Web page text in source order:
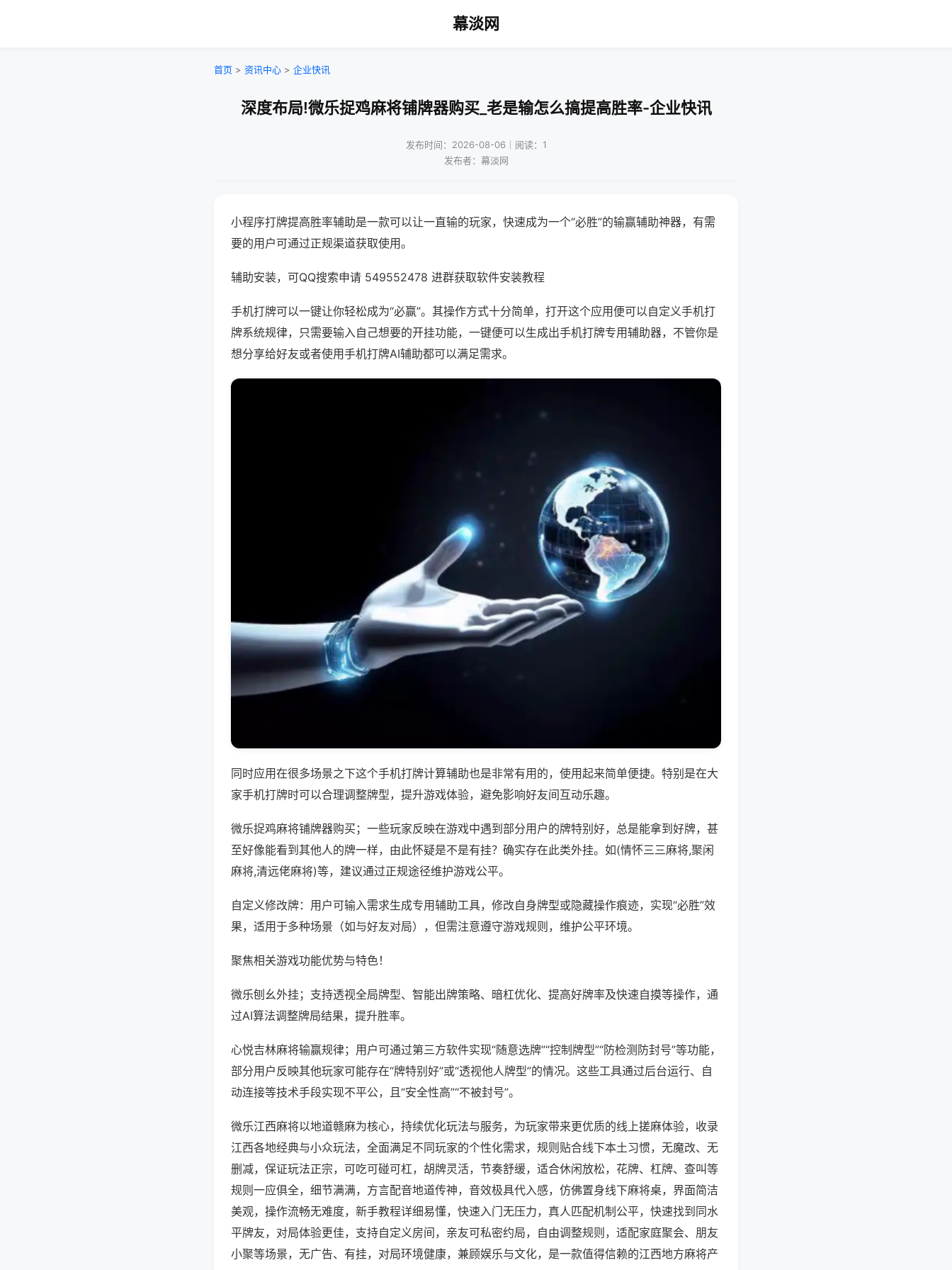
幕淡网
首页 > 资讯中心 > 企业快讯
深度布局!微乐捉鸡麻将铺牌器购买_老是输怎么搞提高胜率-企业快讯
发布时间：2026-08-06｜阅读：1
发布者：幕淡网
小程序打牌提高胜率辅助是一款可以让一直输的玩家，快速成为一个“必胜”的输赢辅助神器，有需
要的用户可通过正规渠道获取使用。
辅助安装，可QQ搜索申请 549552478 进群获取软件安装教程
手机打牌可以一键让你轻松成为“必赢”。其操作方式十分简单，打开这个应用便可以自定义手机打
牌系统规律，只需要输入自己想要的开挂功能，一键便可以生成出手机打牌专用辅助器，不管你是
想分享给好友或者使用手机打牌AI辅助都可以满足需求。
同时应用在很多场景之下这个手机打牌计算辅助也是非常有用的，使用起来简单便捷。特别是在大
家手机打牌时可以合理调整牌型，提升游戏体验，避免影响好友间互动乐趣。
微乐捉鸡麻将铺牌器购买；一些玩家反映在游戏中遇到部分用户的牌特别好，总是能拿到好牌，甚
至好像能看到其他人的牌一样，由此怀疑是不是有挂？确实存在此类外挂。如(情怀三三麻将,聚闲
麻将,清远佬麻将)等，建议通过正规途径维护游戏公平。
自定义修改牌：用户可输入需求生成专用辅助工具，修改自身牌型或隐藏操作痕迹，实现“必胜”效
果，适用于多种场景（如与好友对局），但需注意遵守游戏规则，维护公平环境。
聚焦相关游戏功能优势与特色！
微乐刨幺外挂；支持透视全局牌型、智能出牌策略、暗杠优化、提高好牌率及快速自摸等操作，通
过AI算法调整牌局结果，提升胜率。
心悦吉林麻将输赢规律；用户可通过第三方软件实现“随意选牌”“控制牌型”“防检测防封号”等功能，
部分用户反映其他玩家可能存在“牌特别好”或“透视他人牌型”的情况。这些工具通过后台运行、自
动连接等技术手段实现不平公，且“安全性高”“不被封号”。
微乐江西麻将以地道赣麻为核心，持续优化玩法与服务，为玩家带来更优质的线上搓麻体验，收录
江西各地经典与小众玩法，全面满足不同玩家的个性化需求，规则贴合线下本土习惯，无魔改、无
删减，保证玩法正宗，可吃可碰可杠，胡牌灵活，节奏舒缓，适合休闲放松，花牌、杠牌、查叫等
规则一应俱全，细节满满，方言配音地道传神，音效极具代入感，仿佛置身线下麻将桌，界面简洁
美观，操作流畅无难度，新手教程详细易懂，快速入门无压力，真人匹配机制公平，快速找到同水
平牌友，对局体验更佳，支持自定义房间，亲友可私密约局，自由调整规则，适配家庭聚会、朋友
小聚等场景，无广告、有挂，对局环境健康，兼顾娱乐与文化，是一款值得信赖的江西地方麻将产